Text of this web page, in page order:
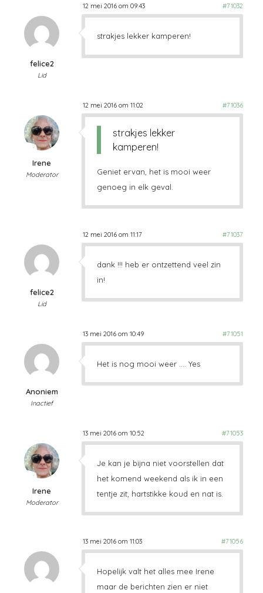
12 mei 2016 om 09:43 #71032
felice2
Lid
strakjes lekker kamperen!
12 mei 2016 om 11:02 #71036
Irene
Moderator
strakjes lekker
kamperen!
Geniet ervan, het is mooi weer
genoeg in elk geval.
12 mei 2016 om 11:17 #71037
felice2
Lid
dank !!! heb er ontzettend veel zin
in!
13 mei 2016 om 10:49 #71051
Anoniem
Inactief
Het is nog mooi weer …. Yes
13 mei 2016 om 10:52 #71053
Irene
Moderator
Je kan je bijna niet voorstellen dat
het komend weekend als ik in een
tentje zit, hartstikke koud en nat is.
13 mei 2016 om 11:03 #71056
Hopelijk valt het alles mee Irene
maar de berichten zien er niet